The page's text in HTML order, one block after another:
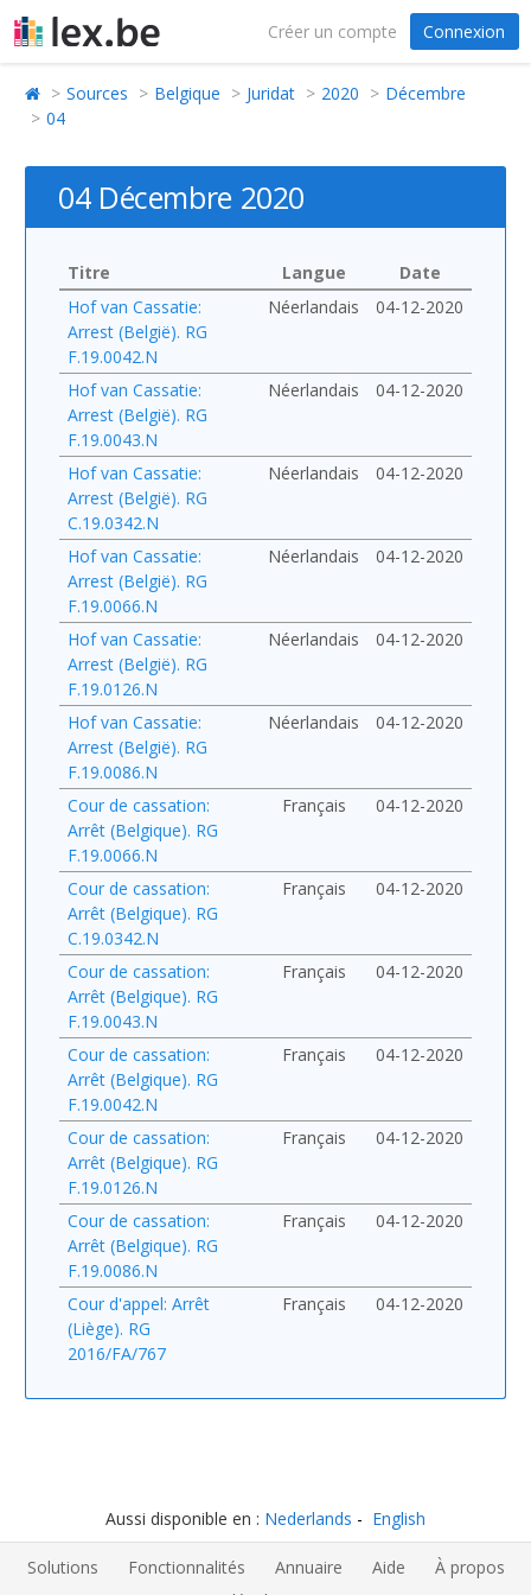
Créer un compte Connexion
Sources Belgique Juridat 2020
Décembre
04
04 Décembre 2020
Titre Langue
Date
Hof van Cassatie:
Arrest (België). RG
F.19.0042.N
Néerlandais 04-12-2020
Hof van Cassatie:
Arrest (België). RG
F.19.0043.N
Néerlandais 04-12-2020
Hof van Cassatie:
Arrest (België). RG
C.19.0342.N
Néerlandais 04-12-2020
Hof van Cassatie:
Arrest (België). RG
F.19.0066.N
Néerlandais 04-12-2020
Hof van Cassatie:
Arrest (België). RG
F.19.0126.N
Néerlandais 04-12-2020
Hof van Cassatie:
Arrest (België). RG
F.19.0086.N
Néerlandais 04-12-2020
Cour de cassation:
Arrêt (Belgique). RG
F.19.0066.N
Français 04-12-2020
Cour de cassation:
Arrêt (Belgique). RG
C.19.0342.N
Français 04-12-2020
Cour de cassation:
Arrêt (Belgique). RG
F.19.0043.N
Français 04-12-2020
Cour de cassation:
Arrêt (Belgique). RG
F.19.0042.N
Français 04-12-2020
Cour de cassation:
Arrêt (Belgique). RG
F.19.0126.N
Français 04-12-2020
Cour de cassation:
Arrêt (Belgique). RG
F.19.0086.N
Français 04-12-2020
Cour d'appel: Arrêt
(Liège). RG
2016/FA/767
Français 04-12-2020
Aussi disponible en : Nederlands English
Solutions Fonctionnalités Annuaire Aide
À propos